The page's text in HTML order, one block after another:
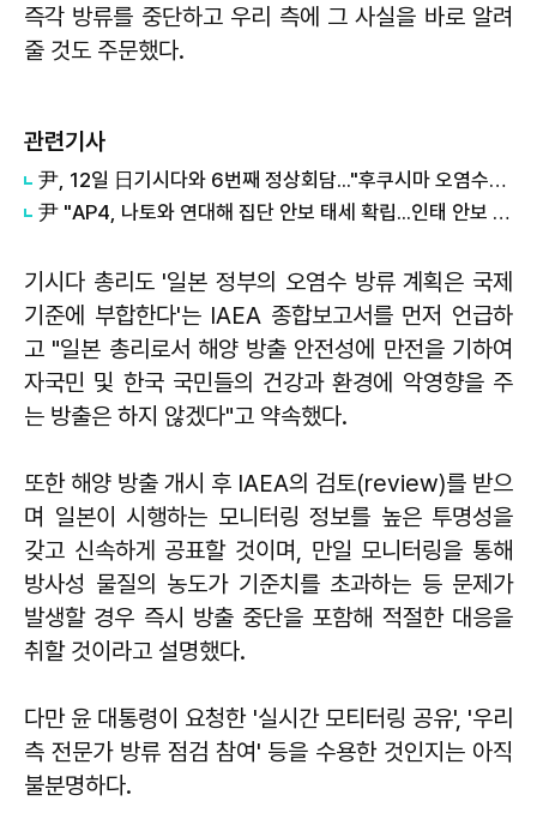
즉각 방류를 중단하고 우리 측에 그 사실을 바로 알려
줄 것도 주문했다.
관련기사
尹, 12일 日기시다와 6번째 정상회담..."후쿠시마 오염수는 자연재해"
尹 "AP4, 나토와 연대해 집단 안보 태세 확립...인태 안보 주도적 역할"
기시다 총리도 '일본 정부의 오염수 방류 계획은 국제
기준에 부합한다'는 IAEA 종합보고서를 먼저 언급하
고 "일본 총리로서 해양 방출 안전성에 만전을 기하여
자국민 및 한국 국민들의 건강과 환경에 악영향을 주
는 방출은 하지 않겠다"고 약속했다.
또한 해양 방출 개시 후 IAEA의 검토(review)를 받으
며 일본이 시행하는 모니터링 정보를 높은 투명성을
갖고 신속하게 공표할 것이며, 만일 모니터링을 통해
방사성 물질의 농도가 기준치를 초과하는 등 문제가
발생할 경우 즉시 방출 중단을 포함해 적절한 대응을
취할 것이라고 설명했다.
다만 윤 대통령이 요청한 '실시간 모티터링 공유', '우리
측 전문가 방류 점검 참여' 등을 수용한 것인지는 아직
불분명하다.